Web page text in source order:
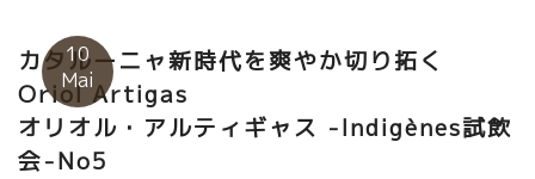
学、人間力学がくわわらないと。 何てという深みなんだろう。
Merci Catherine et Philippe , Merci Guy Blanchard.
10
Mai
カタルーニャ新時代を爽やか切り拓く
Oriol Artigas
オリオル・アルティギャス -Indigènes試飲
会-No5